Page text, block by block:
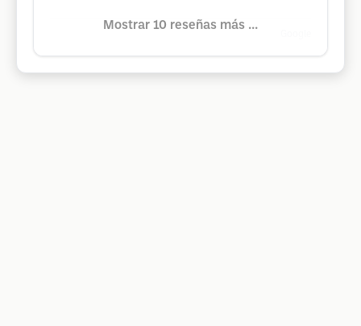
Mostrar 10 reseñas más ...